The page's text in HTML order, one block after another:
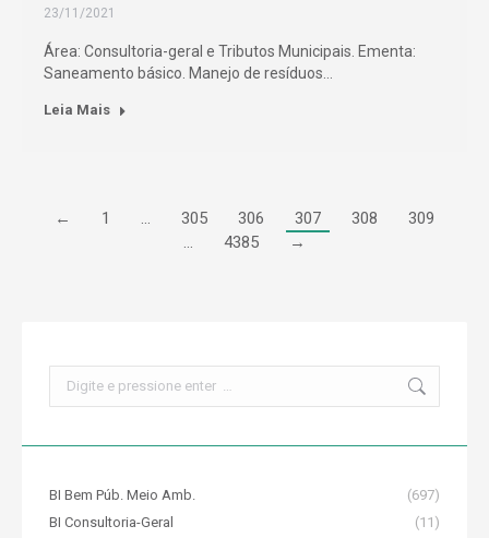
23/11/2021
Área: Consultoria-geral e Tributos Municipais. Ementa:
Saneamento básico. Manejo de resíduos…
Leia Mais
← 1 … 305 306 307 308
309
…
4385 →
BI Bem Púb. Meio Amb.
(697)
BI Consultoria-Geral
(11)